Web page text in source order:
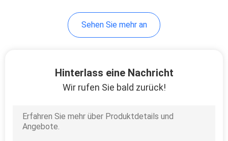
Reifen-Kleber
Labelstock
Sehen Sie mehr an
Hinterlass eine Nachricht
Wir rufen Sie bald zurück!